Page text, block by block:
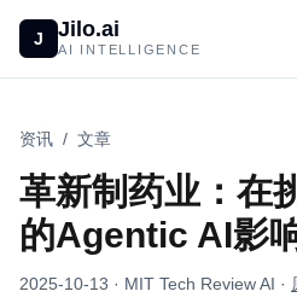
J Jilo.ai
AI INTELLIGENCE
资讯 / 文章
革新制药业：在
的Agentic AI影
2025-10-13 · MIT Tech Review AI ·